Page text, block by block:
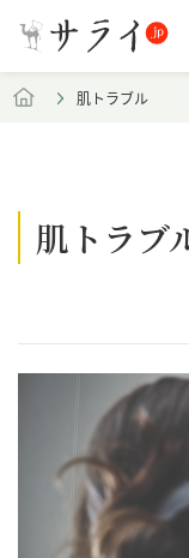
肌トラブル
肌トラブ